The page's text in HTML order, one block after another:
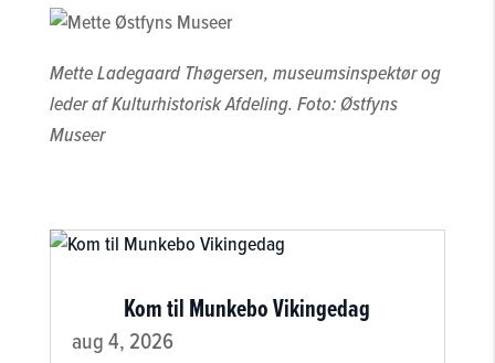
Mette Ladegaard Thøgersen, museumsinspektør og
leder af Kulturhistorisk Afdeling. Foto: Østfyns
Museer
Kom til Munkebo Vikingedag
aug 4, 2026